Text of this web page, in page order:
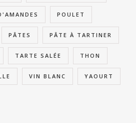
POULET
PÂTES PÂTE À TARTINER
TARTE SALÉE THON
VIN BLANC YAOURT